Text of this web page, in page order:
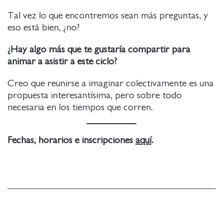
Tal vez lo que encontremos sean más preguntas, y
eso está bien, ¿no?
¿Hay algo más que te gustaría compartir para
animar a asistir a este ciclo?
Creo que reunirse a imaginar colectivamente es una
propuesta interesantísima, pero sobre todo
necesaria en los tiempos que corren.
Fechas, horarios e inscripciones aquí.